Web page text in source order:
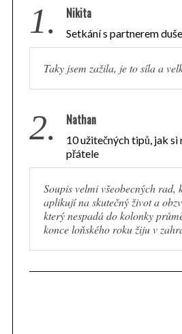
1. Nikita
Setkání s partnerem duše
Taky jsem zažila, je to síla a
2. Nathan
10 užitečných tipů, jak si
přátele
Soupis velmi všeobecných rad,
aplikují na skutečný život a
který nespadá do kolonky
konce loňského roku žiju v
a